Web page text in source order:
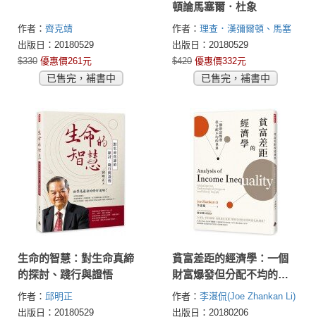
作者： 齊克靖
出版日：20180529
$330 優惠價261元
已售完，補書中
頓論馬塞爾．杜象
作者： 理查．漢彌爾頓、馬塞
爾．杜象(Marcel Duchamp,
Richard Hamilton)
出版日：20180529
$420 優惠價332元
已售完，補書中
生命的智慧：對生命真締
的探討、踐行與證悟
作者： 邱明正
出版日：20180529
貧富差距的經濟學：一個
財富爆發但分配不均的世
界
作者： 李湛侃(Joe Zhankan Li)
出版日：20180206